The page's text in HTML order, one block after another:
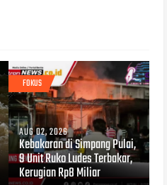
FOKUS
AUG 02, 2026
Kebakaran di Simpang Pulai,
9 Unit Ruko Ludes Terbakar,
Kerugian Rp8 Miliar